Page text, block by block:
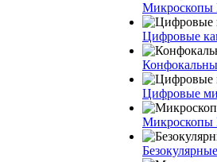
Микроскопы
Цифровые
Цифровые
Микроскопы